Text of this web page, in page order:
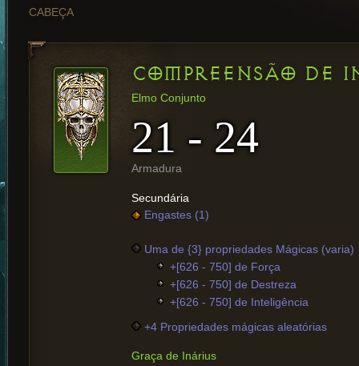
CABEÇA
COMPREENSÃO DE
Elmo Conjunto
21 - 24
Armadura
Secundária
Engastes (1)
Uma de {3} propriedades Mágicas (varia)
+[626 - 750] de Força
+[626 - 750] de Destreza
+[626 - 750] de Inteligência
+4 Propriedades mágicas aleatórias
Graça de Inárius